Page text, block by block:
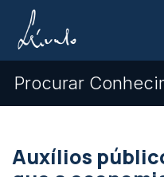
Procurar
Auxílios